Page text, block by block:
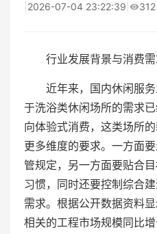
2026-07-04 23:22:39 312
行业发展背景与消费
近年来，国内休闲服
于洗浴类休闲场所的需求
向体验式消费，这类场所
更多维度的要求。一方面
管规定，另一方面要贴合
习惯，同时还要控制综合
需求。根据公开数据资料
相关的工程市场规模同比